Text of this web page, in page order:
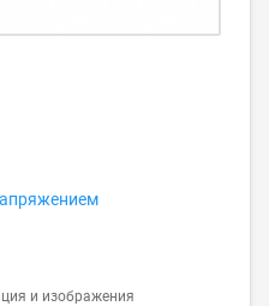
и изображения